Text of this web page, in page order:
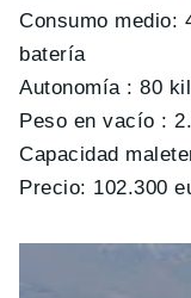
Consumo medio:
batería
Autonomía : 80
Peso en vacío :
Capacidad
Precio: 102.300